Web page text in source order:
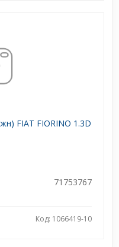
FIAT FIORINO 1.3D
71753767
Код: 1066419-10